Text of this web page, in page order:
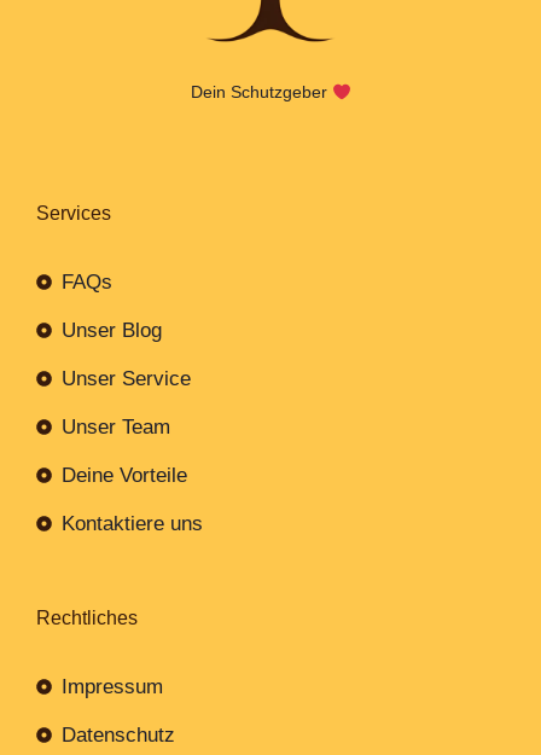
Dein Schutzgeber
Services
FAQs
Unser Blog
Unser Service
Unser Team
Deine Vorteile
Kontaktiere uns
Rechtliches
Impressum
Datenschutz